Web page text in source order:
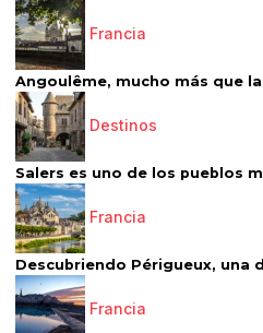
Francia
Angoulême, mucho más que
Destinos
Salers es uno de los pueblos
Francia
Descubriendo Périgueux, una
Francia